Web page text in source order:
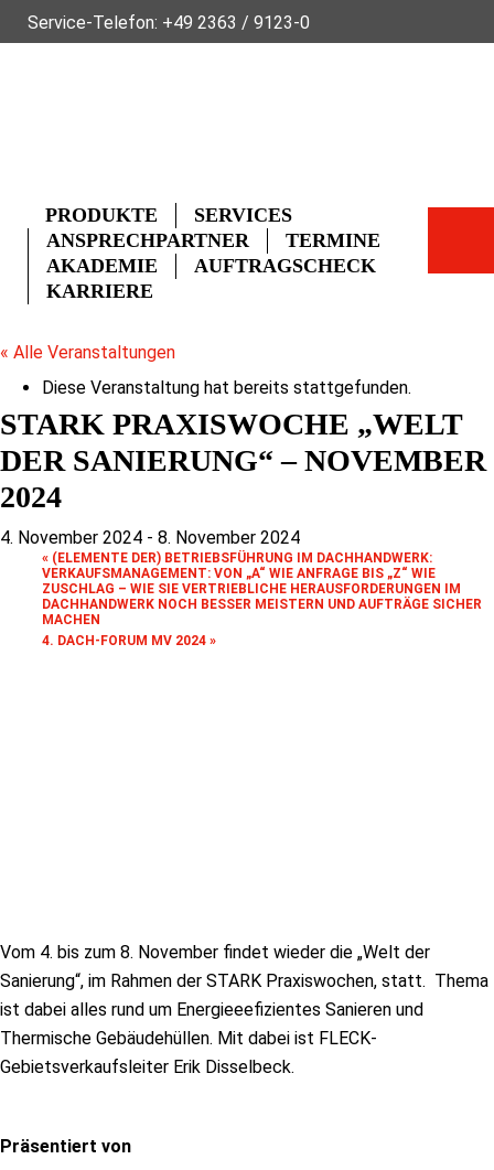
Service-Telefon: +49 2363 / 9123-0
PRODUKTE
SERVICES
ANSPRECHPARTNER
TERMINE
AKADEMIE
AUFTRAGSCHECK
KARRIERE
« Alle Veranstaltungen
Diese Veranstaltung hat bereits stattgefunden.
STARK PRAXISWOCHE „WELT
DER SANIERUNG“ – NOVEMBER
2024
4. November 2024 - 8. November 2024
« (ELEMENTE DER) BETRIEBSFÜHRUNG IM DACHHANDWERK:
VERKAUFSMANAGEMENT: VON „A“ WIE ANFRAGE BIS „Z“ WIE
ZUSCHLAG – WIE SIE VERTRIEBLICHE HERAUSFORDERUNGEN IM
DACHHANDWERK NOCH BESSER MEISTERN UND AUFTRÄGE SICHER
MACHEN
4. DACH-FORUM MV 2024 »
Vom 4. bis zum 8. November findet wieder die „Welt der
Sanierung“, im Rahmen der STARK Praxiswochen, statt. Thema
ist dabei alles rund um Energieeefizientes Sanieren und
Thermische Gebäudehüllen. Mit dabei ist FLECK-
Gebietsverkaufsleiter Erik Disselbeck.
Präsentiert von